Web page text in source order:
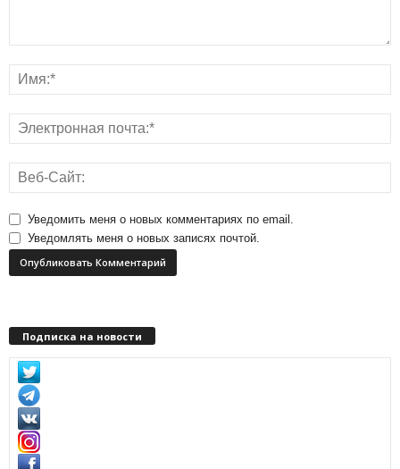
Уведомить меня о новых комментариях по email.
Уведомлять меня о новых записях почтой.
Подписка на новости